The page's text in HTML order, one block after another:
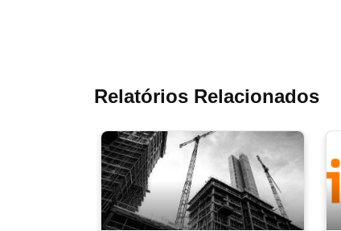
Relatórios Relacionados